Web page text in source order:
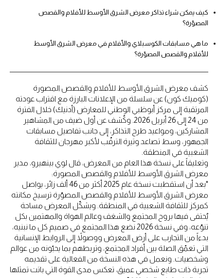
كيف يمكن شراء تذاكر معرض الشرق الأوسط للأفلام والقصص
المصوّرة؟
ما هي مسابقات الكوسبلاي والأفلام في معرض الشرق الأوسط
للأفلام والقصص المصوّرة؟
كشف معرض الشرق الأوسط للأفلام والقصص المصورة
(كوميك كون) عن سلسلة من الإعلانات البارزة مع اقتراب عودته
المرتقبة إلى مركز أبوظبي الوطني للمعارض (أدنيك) خلال الفترة
من 24 إلى 26 أبريل 2026. وكُشف عن أول ضيف من المشاهير
المشاركين، ومواعيد طرح التذاكر، إلى جانب تفاصيل مسابقات
الجمهور، وسط تصاعد وتيرة الترقّب لأكبر مهرجان للثقافة
الشعبية في المنطقة.
وتعليقاً على نسخة هذا العام من المعرض، قال لوي بينهيرو، مدير
معرض الشرق الأوسط للأفلام والقصص المصورة:
"بعد أن استقطبت نسخة عام 2025 أكثر من 46 ألف زائر، يواصل
معرض الشرق الأوسط للأفلام والقصص المصوّرة ترسيخ مكانته
كمركز للثقافة الشعبية في المنطقة. ويشكّل المعرض مساحة
يُحتفى فيها بروح المجتمع والشغف وعالم الهواة والمهتمين بكل
تنوّعه، وفي نسخة 2026 نضع هذا المجتمع في صميم كل ما نبنيه،
بدءاً من التجارب على أرض المعرض ووصولاً إلى الروابط الإنسانية
التي تعمّق الصلة بين أفراد المجتمع، وتربطهم بما يحبّونه من عوالم
وشخصيات. ونعمل في هذه النسخة من الفعالية على تقديمه
تجربة ذات طابع شخصي عميق، تعكس مدى القوة التي باتت تمثلها